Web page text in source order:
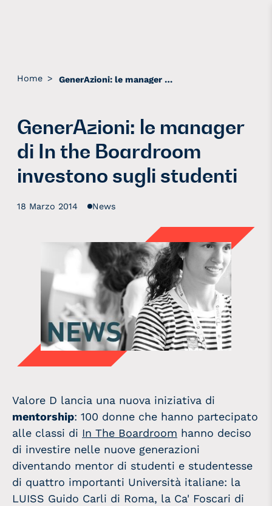
Home > GenerAzioni: le manager di In the Boardroom investono sugli studenti
GenerAzioni: le manager
di In the Boardroom
investono sugli studenti
18 Marzo 2014 News
Valore D lancia una nuova iniziativa di
mentorship: 100 donne che hanno partecipato
alle classi di In The Boardroom hanno deciso
di investire nelle nuove generazioni
diventando mentor di studenti e studentesse
di quattro importanti Università italiane: la
LUISS Guido Carli di Roma, la Ca' Foscari di